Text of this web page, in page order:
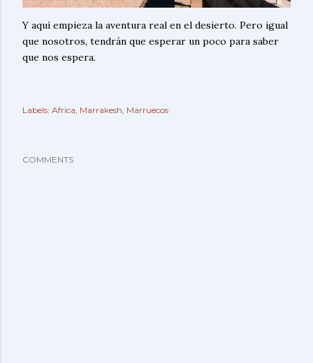
Y aquí empieza la aventura real en el desierto. Pero igual
que nosotros, tendrán que esperar un poco para saber
que nos espera.
Labels: Africa Marrakesh Marruecos
COMMENTS